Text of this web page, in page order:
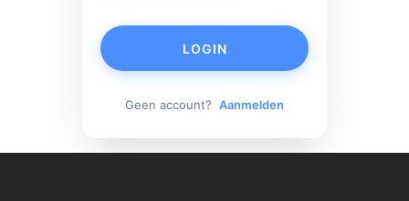
LOGIN
Geen account? Aanmelden